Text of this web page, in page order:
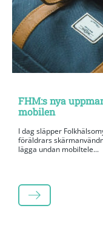
FHM:s nya
mobilen
I dag släpper
föräldrars
lägga undan mobiltele...
LÄS MER